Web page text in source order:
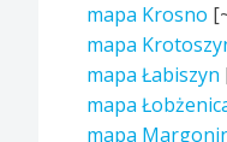
mapa Krosno
mapa
mapa Łabiszyn
mapa
mapa